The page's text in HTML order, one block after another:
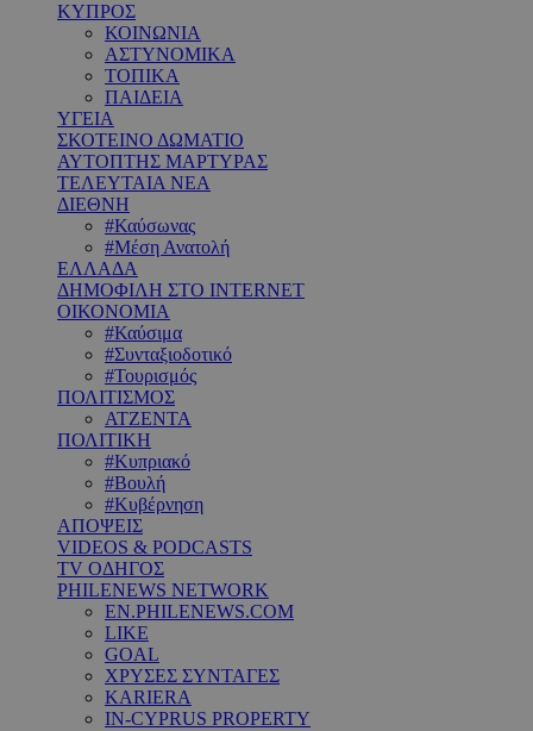
ΚΥΠΡΟΣ
ΚΟΙΝΩΝΙΑ
ΑΣΤΥΝΟΜΙΚΑ
ΤΟΠΙΚΑ
ΠΑΙΔΕΙΑ
ΥΓΕΙΑ
ΣΚΟΤΕΙΝΟ ΔΩΜΑΤΙΟ
ΑΥΤΟΠΤΗΣ ΜΑΡΤΥΡΑΣ
ΤΕΛΕΥΤΑΙΑ ΝΕΑ
ΔΙΕΘΝΗ
#Καύσωνας
#Μέση Ανατολή
ΕΛΛΑΔΑ
ΔΗΜΟΦΙΛΗ ΣΤΟ INTERNET
ΟΙΚΟΝΟΜΙΑ
#Καύσιμα
#Συνταξιοδοτικό
#Τουρισμός
ΠΟΛΙΤΙΣΜΟΣ
ΑΤΖΕΝΤΑ
ΠΟΛΙΤΙΚΗ
#Κυπριακό
#Βουλή
#Κυβέρνηση
ΑΠΟΨΕΙΣ
VIDEOS & PODCASTS
TV ΟΔΗΓΟΣ
PHILENEWS NETWORK
EN.PHILENEWS.COM
LIKE
GOAL
ΧΡΥΣΕΣ ΣΥΝΤΑΓΕΣ
KARIERA
IN-CYPRUS PROPERTY